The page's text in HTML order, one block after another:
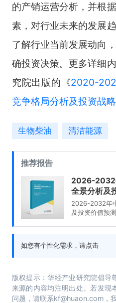
的产销运营分析，并根
素，对行业未来的发展
了解行业当前发展动向
确投资决策。更多详细
究院出版的《2020-
竞争格局分析及投资战
生物柴油 清洁能源
推荐报告
2026-2032
全景分析及
2026-2032年
及投资价值预
如您有个性化需求，请点击
版权提示：华经产业研究院倡导
来源的内容均注明出处。若发现
问题，请联系kf@huaon.com，